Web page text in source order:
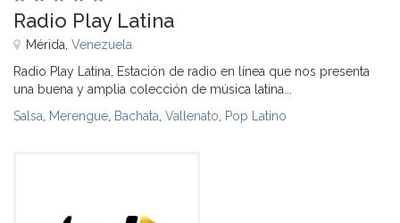
Radio Play Latina
Mérida, Venezuela
Radio Play Latina, Estación de radio en línea que nos presenta
una buena y amplia colección de música latina...
Salsa Merengue Bachata Vallenato Pop Latino